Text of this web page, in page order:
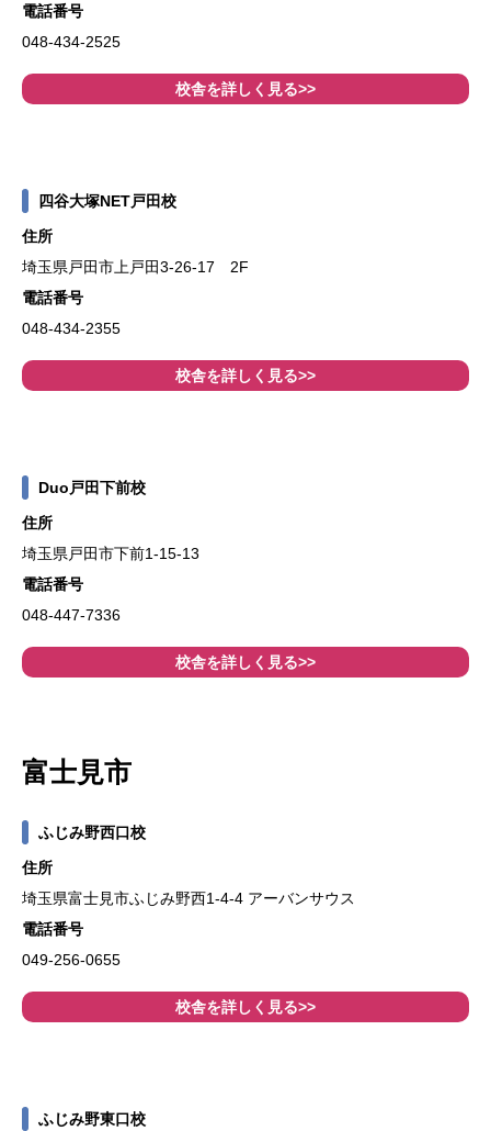
電話番号
048-434-2525
校舎を詳しく見る>>
四谷大塚NET戸田校
住所
埼玉県戸田市上戸田3-26-17 2F
電話番号
048-434-2355
校舎を詳しく見る>>
Duo戸田下前校
住所
埼玉県戸田市下前1-15-13
電話番号
048-447-7336
校舎を詳しく見る>>
富士見市
ふじみ野西口校
住所
埼玉県富士見市ふじみ野西1-4-4 アーバンサウス
電話番号
049-256-0655
校舎を詳しく見る>>
ふじみ野東口校